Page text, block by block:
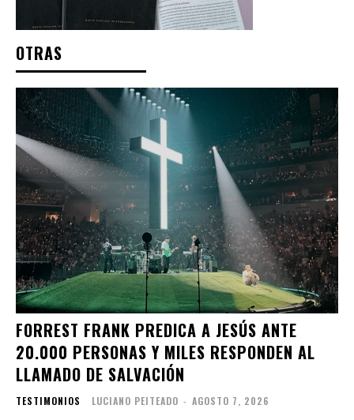
OTRAS
FORREST FRANK PREDICA A JESÚS ANTE
20.000 PERSONAS Y MILES RESPONDEN AL
LLAMADO DE SALVACIÓN
TESTIMONIOS LUCIANO PEITEADO - AGOSTO 7, 2026